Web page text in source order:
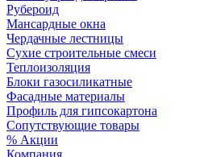
Рубероид
Мансардные окна
Чердачные лестницы
Сухие строительные смеси
Теплоизоляция
Блоки газосиликатные
Фасадные материалы
Профиль для гипсокартона
Сопутствующие товары
% Акции
Компания